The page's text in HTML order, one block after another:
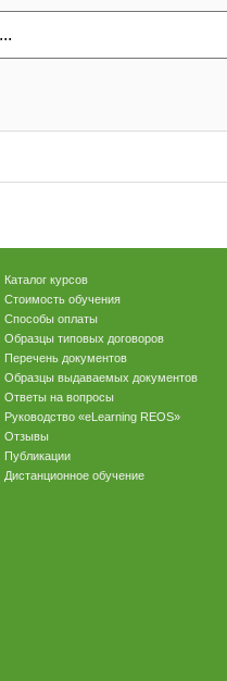
Каталог курсов
Стоимость обучения
Способы оплаты
Образцы типовых договоров
Перечень документов
Образцы выдаваемых документов
Ответы на вопросы
Руководство «eLearning REOS»
Отзывы
Публикации
Дистанционное обучение